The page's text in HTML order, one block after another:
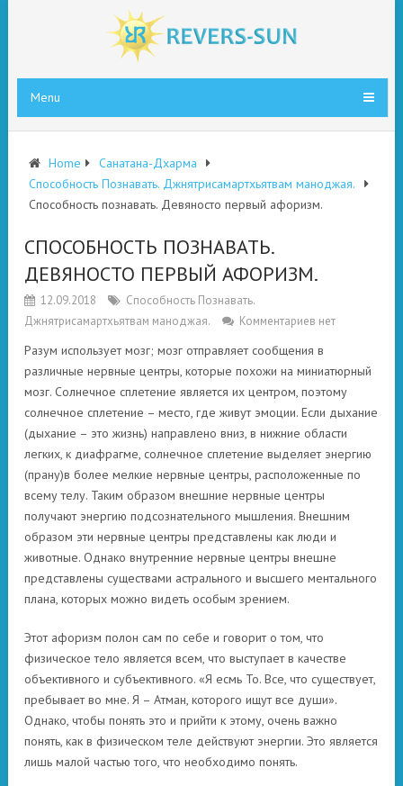
Menu
Home
Санатана-Дхарма
Способность Познавать. Джнятрисамартхьятвам маноджая.
Способность познавать. Девяносто первый афоризм.
СПОСОБНОСТЬ ПОЗНАВАТЬ.
ДЕВЯНОСТО ПЕРВЫЙ АФОРИЗМ.
12.09.2018
Способность Познавать.
Джнятрисамартхьятвам маноджая.
Комментариев нет
Разум использует мозг; мозг отправляет сообщения в
различные нервные центры, которые похожи на миниатюрный
мозг. Солнечное сплетение является их центром, поэтому
солнечное сплетение – место, где живут эмоции. Если дыхание
(дыхание – это жизнь) направлено вниз, в нижние области
легких, к диафрагме, солнечное сплетение выделяет энергию
(прану)в более мелкие нервные центры, расположенные по
всему телу. Таким образом внешние нервные центры
получают энергию подсознательного мышления. Внешним
образом эти нервные центры представлены как люди и
животные. Однако внутренние нервные центры внешне
представлены существами астрального и высшего ментального
плана, которых можно видеть особым зрением.
Этот афоризм полон сам по себе и говорит о том, что
физическое тело является всем, что выступает в качестве
объективного и субъективного. «Я есмь То. Все, что существует,
пребывает во мне. Я – Атман, которого ищут все души».
Однако, чтобы понять это и прийти к этому, очень важно
понять, как в физическом теле действуют энергии. Это является
лишь малой частью того, что необходимо понять.